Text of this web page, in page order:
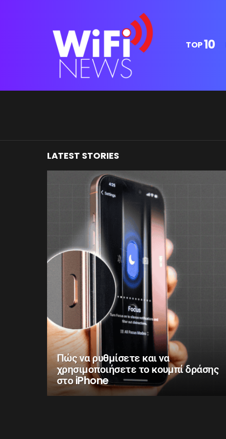
TOP10
LATEST STORIES
Πώς να ρυθμίσετε και να
χρησιμοποιήσετε το κουμπί δράσης
στο iPhone